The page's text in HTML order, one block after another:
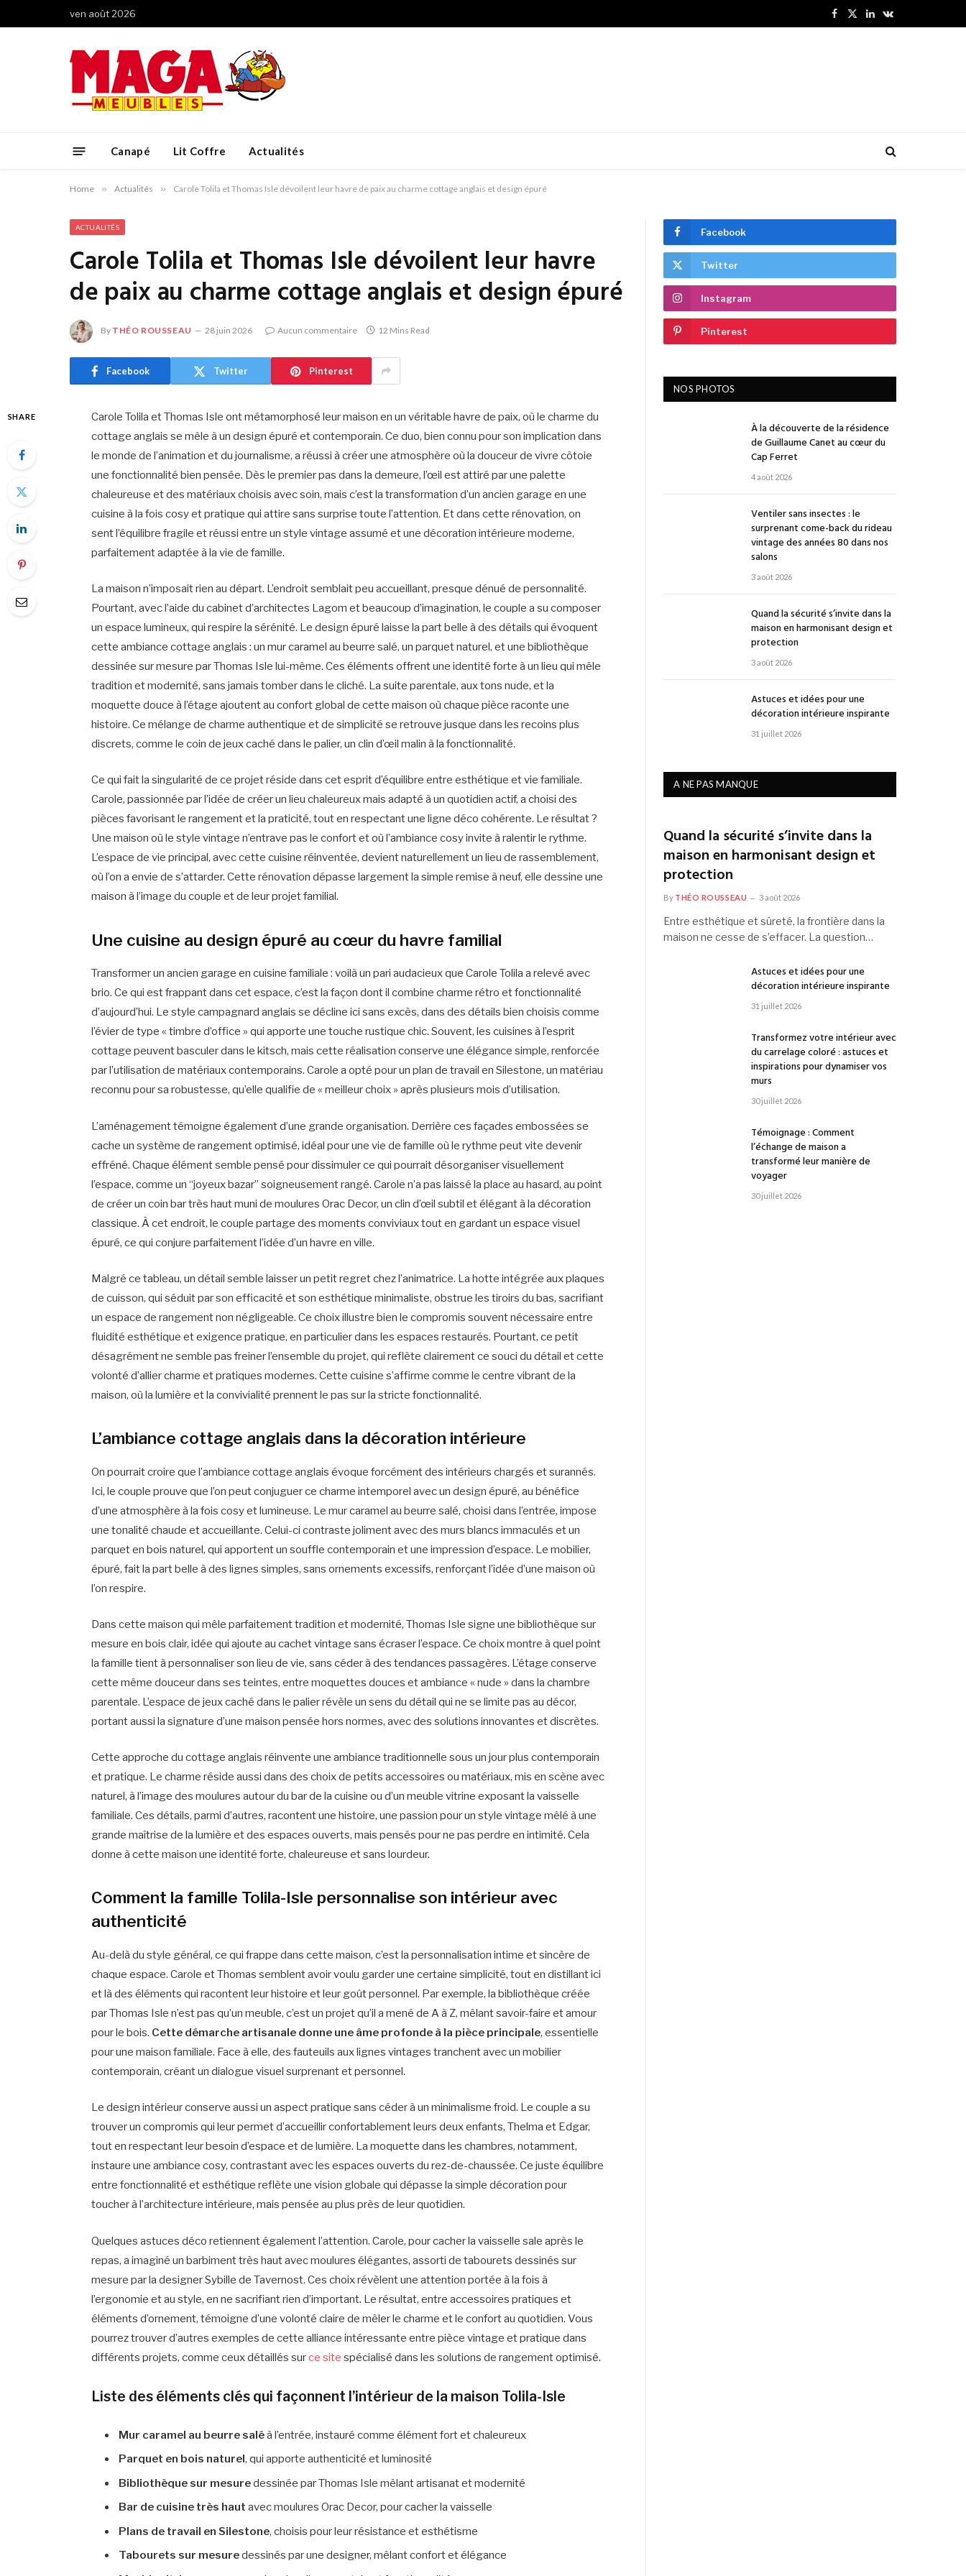
ven août 2026
Facebook
X
LinkedInVKontakte
Canapé Lit Coffre Actualités
Home » Actualités » Carole Tolila et Thomas Isle dévoilent leur havre de paix au charme cottage anglais et design épuré
ACTUALITÉS
Carole Tolila et Thomas Isle dévoilent leur havre
de paix au charme cottage anglais et design épuré
By THÉO ROUSSEAU 28 juin 2026 Aucun commentaire 12 Mins Read
Facebook Twitter Pinterest
SHARE
Carole Tolila et Thomas Isle ont métamorphosé leur maison en un véritable havre de paix, où le charme du
cottage anglais se mêle à un design épuré et contemporain. Ce duo, bien connu pour son implication dans
le monde de l’animation et du journalisme, a réussi à créer une atmosphère où la douceur de vivre côtoie
une fonctionnalité bien pensée. Dès le premier pas dans la demeure, l’œil est attiré par une palette
chaleureuse et des matériaux choisis avec soin, mais c’est la transformation d’un ancien garage en une
cuisine à la fois cosy et pratique qui attire sans surprise toute l’attention. Et dans cette rénovation, on
sent l’équilibre fragile et réussi entre un style vintage assumé et une décoration intérieure moderne,
parfaitement adaptée à la vie de famille.
La maison n’imposait rien au départ. L’endroit semblait peu accueillant, presque dénué de personnalité.
Pourtant, avec l’aide du cabinet d’architectes Lagom et beaucoup d’imagination, le couple a su composer
un espace lumineux, qui respire la sérénité. Le design épuré laisse la part belle à des détails qui évoquent
cette ambiance cottage anglais : un mur caramel au beurre salé, un parquet naturel, et une bibliothèque
dessinée sur mesure par Thomas Isle lui-même. Ces éléments offrent une identité forte à un lieu qui mêle
tradition et modernité, sans jamais tomber dans le cliché. La suite parentale, aux tons nude, et la
moquette douce à l’étage ajoutent au confort global de cette maison où chaque pièce raconte une
histoire. Ce mélange de charme authentique et de simplicité se retrouve jusque dans les recoins plus
discrets, comme le coin de jeux caché dans le palier, un clin d’œil malin à la fonctionnalité.
Ce qui fait la singularité de ce projet réside dans cet esprit d’équilibre entre esthétique et vie familiale.
Carole, passionnée par l’idée de créer un lieu chaleureux mais adapté à un quotidien actif, a choisi des
pièces favorisant le rangement et la praticité, tout en respectant une ligne déco cohérente. Le résultat ?
Une maison où le style vintage n’entrave pas le confort et où l’ambiance cosy invite à ralentir le rythme.
L’espace de vie principal, avec cette cuisine réinventée, devient naturellement un lieu de rassemblement,
où l’on a envie de s’attarder. Cette rénovation dépasse largement la simple remise à neuf, elle dessine une
maison à l’image du couple et de leur projet familial.
Une cuisine au design épuré au cœur du havre familial
Transformer un ancien garage en cuisine familiale : voilà un pari audacieux que Carole Tolila a relevé avec
brio. Ce qui est frappant dans cet espace, c’est la façon dont il combine charme rétro et fonctionnalité
d’aujourd’hui. Le style campagnard anglais se décline ici sans excès, dans des détails bien choisis comme
l’évier de type « timbre d’office » qui apporte une touche rustique chic. Souvent, les cuisines à l’esprit
cottage peuvent basculer dans le kitsch, mais cette réalisation conserve une élégance simple, renforcée
par l’utilisation de matériaux contemporains. Carole a opté pour un plan de travail en Silestone, un matériau
reconnu pour sa robustesse, qu’elle qualifie de « meilleur choix » après plusieurs mois d’utilisation.
L’aménagement témoigne également d’une grande organisation. Derrière ces façades embossées se
cache un système de rangement optimisé, idéal pour une vie de famille où le rythme peut vite devenir
effréné. Chaque élément semble pensé pour dissimuler ce qui pourrait désorganiser visuellement
l’espace, comme un “joyeux bazar” soigneusement rangé. Carole n’a pas laissé la place au hasard, au point
de créer un coin bar très haut muni de moulures Orac Decor, un clin d’œil subtil et élégant à la décoration
classique. À cet endroit, le couple partage des moments conviviaux tout en gardant un espace visuel
épuré, ce qui conjure parfaitement l’idée d’un havre en ville.
Malgré ce tableau, un détail semble laisser un petit regret chez l’animatrice. La hotte intégrée aux plaques
de cuisson, qui séduit par son efficacité et son esthétique minimaliste, obstrue les tiroirs du bas, sacrifiant
un espace de rangement non négligeable. Ce choix illustre bien le compromis souvent nécessaire entre
fluidité esthétique et exigence pratique, en particulier dans les espaces restaurés. Pourtant, ce petit
désagrément ne semble pas freiner l’ensemble du projet, qui reflète clairement ce souci du détail et cette
volonté d’allier charme et pratiques modernes. Cette cuisine s’affirme comme le centre vibrant de la
maison, où la lumière et la convivialité prennent le pas sur la stricte fonctionnalité.
L’ambiance cottage anglais dans la décoration intérieure
On pourrait croire que l’ambiance cottage anglais évoque forcément des intérieurs chargés et surannés.
Ici, le couple prouve que l’on peut conjuguer ce charme intemporel avec un design épuré, au bénéfice
d’une atmosphère à la fois cosy et lumineuse. Le mur caramel au beurre salé, choisi dans l’entrée, impose
une tonalité chaude et accueillante. Celui-ci contraste joliment avec des murs blancs immaculés et un
parquet en bois naturel, qui apportent un souffle contemporain et une impression d’espace. Le mobilier,
épuré, fait la part belle à des lignes simples, sans ornements excessifs, renforçant l’idée d’une maison où
l’on respire.
Dans cette maison qui mêle parfaitement tradition et modernité, Thomas Isle signe une bibliothèque sur
mesure en bois clair, idée qui ajoute au cachet vintage sans écraser l’espace. Ce choix montre à quel point
la famille tient à personnaliser son lieu de vie, sans céder à des tendances passagères. L’étage conserve
cette même douceur dans ses teintes, entre moquettes douces et ambiance « nude » dans la chambre
parentale. L’espace de jeux caché dans le palier révèle un sens du détail qui ne se limite pas au décor,
portant aussi la signature d’une maison pensée hors normes, avec des solutions innovantes et discrètes.
Cette approche du cottage anglais réinvente une ambiance traditionnelle sous un jour plus contemporain
et pratique. Le charme réside aussi dans des choix de petits accessoires ou matériaux, mis en scène avec
naturel, à l’image des moulures autour du bar de la cuisine ou d’un meuble vitrine exposant la vaisselle
familiale. Ces détails, parmi d’autres, racontent une histoire, une passion pour un style vintage mêlé à une
grande maîtrise de la lumière et des espaces ouverts, mais pensés pour ne pas perdre en intimité. Cela
donne à cette maison une identité forte, chaleureuse et sans lourdeur.
Comment la famille Tolila-Isle personnalise son intérieur avec
authenticité
Au-delà du style général, ce qui frappe dans cette maison, c’est la personnalisation intime et sincère de
chaque espace. Carole et Thomas semblent avoir voulu garder une certaine simplicité, tout en distillant ici
et là des éléments qui racontent leur histoire et leur goût personnel. Par exemple, la bibliothèque créée
par Thomas Isle n’est pas qu’un meuble, c’est un projet qu’il a mené de A à Z, mêlant savoir-faire et amour
pour le bois. Cette démarche artisanale donne une âme profonde à la pièce principale, essentielle
pour une maison familiale. Face à elle, des fauteuils aux lignes vintages tranchent avec un mobilier
contemporain, créant un dialogue visuel surprenant et personnel.
Le design intérieur conserve aussi un aspect pratique sans céder à un minimalisme froid. Le couple a su
trouver un compromis qui leur permet d’accueillir confortablement leurs deux enfants, Thelma et Edgar,
tout en respectant leur besoin d’espace et de lumière. La moquette dans les chambres, notamment,
instaure une ambiance cosy, contrastant avec les espaces ouverts du rez-de-chaussée. Ce juste équilibre
entre fonctionnalité et esthétique reflète une vision globale qui dépasse la simple décoration pour
toucher à l’architecture intérieure, mais pensée au plus près de leur quotidien.
Quelques astuces déco retiennent également l’attention. Carole, pour cacher la vaisselle sale après le
repas, a imaginé un barbiment très haut avec moulures élégantes, assorti de tabourets dessinés sur
mesure par la designer Sybille de Tavernost. Ces choix révèlent une attention portée à la fois à
l’ergonomie et au style, en ne sacrifiant rien d’important. Le résultat, entre accessoires pratiques et
éléments d’ornement, témoigne d’une volonté claire de mêler le charme et le confort au quotidien. Vous
pourrez trouver d’autres exemples de cette alliance intéressante entre pièce vintage et pratique dans
différents projets, comme ceux détaillés surce site spécialisé dans les solutions de rangement optimisé.
Liste des éléments clés qui façonnent l’intérieur de la maison Tolila-Isle
Mur caramel au beurre saléà l’entrée, instauré comme élément fort et chaleureux
Parquet en bois naturel, qui apporte authenticité et luminosité
Bibliothèque sur mesuredessinée par Thomas Isle mêlant artisanat et modernité
Bar de cuisine très haut avec moulures Orac Decor, pour cacher la vaisselle
Plans de travail en Silestone, choisis pour leur résistance et esthétisme
Tabourets sur mesuredessinés par une designer, mêlant confort et élégance
Facebook
Twitter
Instagram
Pinterest
NOS PHOTOS
À la découverte de la résidence
de Guillaume Canet au cœur du
Cap Ferret
4 août 2026
Ventiler sans insectes : le
surprenant come-back du rideau
vintage des années 80 dans nos
salons
3 août 2026
Quand la sécurité s’invite dans la
maison en harmonisant design et
protection
3 août 2026
Astuces et idées pour une
décoration intérieure inspirante
31 juillet 2026
A NE PAS MANQUE
Quand la sécurité s’invite dans la
maison en harmonisant design et
protection
By THÉO ROUSSEAU 3 août 2026
Entre esthétique et sûreté, la frontière dans la
maison ne cesse de s’effacer. La question…
Astuces et idées pour une
décoration intérieure inspirante
31 juillet 2026
Transformez votre intérieur avec
du carrelage coloré : astuces et
inspirations pour dynamiser vos
murs
30 juillet 2026
Témoignage : Comment
l’échange de maison a
transformé leur manière de
voyager
30 juillet 2026